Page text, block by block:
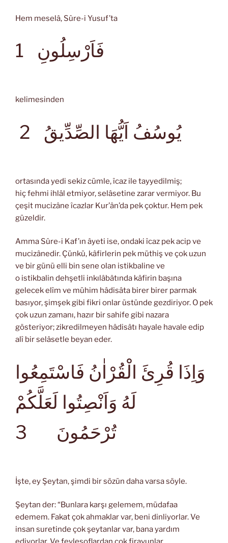
Hem meselâ, Sûre-i Yusuf’ta
فَاَرْسِلُونِ
kelimesinden
يُوسُفُ اَيُّهَا الصِّدِّيقُ2
ortasında yedi sekiz cümle, îcaz ile tayyedilmiş;
hiç fehmi ihlâl etmiyor, selâsetine zarar vermiyor. Bu
çeşit mucizâne îcazlar Kur’ân’da pek çoktur. Hem pek
güzeldir.
Amma Sûre-i Kaf’ın âyeti ise, ondaki îcaz pek acip ve
mucizânedir. Çünkü, kâfirlerin pek müthiş ve çok uzun
ve bir günü elli bin sene olan istikbaline ve
o istikbalin dehşetli inkılâbâtında kâfirin başına
gelecek elîm ve mühim hâdisâta birer birer parmak
basıyor, şimşek gibi fikri onlar üstünde gezdiriyor. O pek
çok uzun zamanı, hazır bir sahife gibi nazara
gösteriyor; zikredilmeyen hâdisâtı hayale havale edip
alî bir selâsetle beyan eder.
وَاِذَا قُرِئَ الْقُرْاٰنُ فَاسْتَمِعُوا
لَهُ وَاَنْصِتُوا لَعَلَّكُمْ
تُرْحَمُونَ
3
İşte, ey Şeytan, şimdi bir sözün daha varsa söyle.
Şeytan der: “Bunlara karşı gelemem, müdafaa
edemem. Fakat çok ahmaklar var, beni dinliyorlar. Ve
insan suretinde çok şeytanlar var, bana yardım